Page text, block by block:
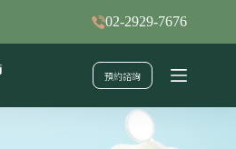
02-2929-7676
預約諮詢